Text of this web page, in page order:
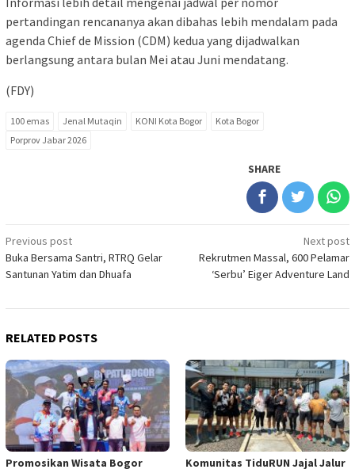
pertandingan rencananya akan dibahas lebih mendalam pada
agenda Chief de Mission (CDM) kedua yang dijadwalkan
berlangsung antara bulan Mei atau Juni mendatang.
(FDY)
100 emas Jenal Mutaqin KONI Kota Bogor
Kota Bogor
Porprov Jabar 2026
SHARE
Post
navigation
Previous post
Buka Bersama Santri, RTRQ Gelar
Santunan Yatim dan Dhuafa
Next post
Rekrutmen Massal, 600 Pelamar
‘Serbu’ Eiger Adventure Land
RELATED POSTS
Promosikan Wisata Bogor
Komunitas TiduRUN Jajal Jalur